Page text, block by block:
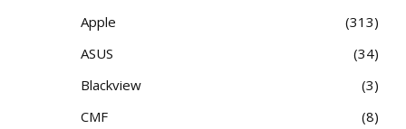
Apple
313
ASUS
34
Blackview
3
CMF
8